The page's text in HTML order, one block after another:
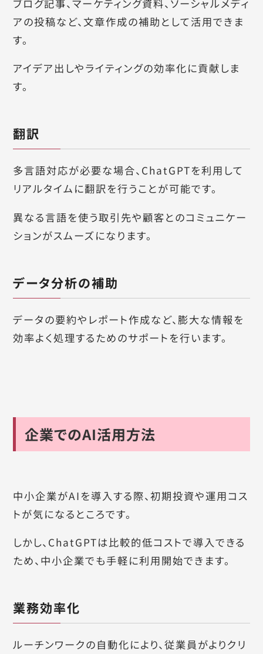
ブログ記事、マーケティング資料、ソーシャルメディ
アの投稿など、文章作成の補助として活用できま
す。
アイデア出しやライティングの効率化に貢献しま
す。
翻訳
多言語対応が必要な場合、ChatGPTを利用して
リアルタイムに翻訳を行うことが可能です。
異なる言語を使う取引先や顧客とのコミュニケー
ションがスムーズになります。
データ分析の補助
データの要約やレポート作成など、膨大な情報を
効率よく処理するためのサポートを行います。
企業でのAI活用方法
中小企業がAIを導入する際、初期投資や運用コス
トが気になるところです。
しかし、ChatGPTは比較的低コストで導入できる
ため、中小企業でも手軽に利用開始できます。
業務効率化
ルーチンワークの自動化により、従業員がよりクリ